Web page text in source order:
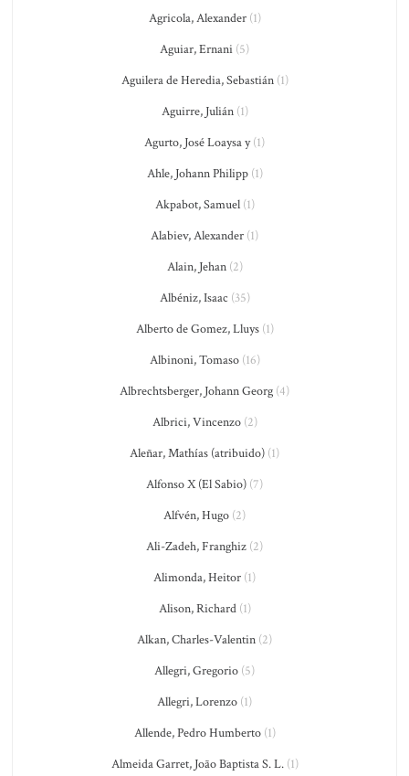
Agricola, Alexander(1)
Aguiar, Ernani (5)
Aguilera de Heredia, Sebastián(1)
Aguirre, Julián(1)
Agurto, José Loaysa y(1)
Ahle, Johann Philipp(1)
Akpabot, Samuel(1)
Alabiev, Alexander (1)
Alain, Jehan(2)
Albéniz, Isaac (35)
Alberto de Gomez, Lluys(1)
Albinoni, Tomaso(16)
Albrechtsberger, Johann Georg (4)
Albrici, Vincenzo(2)
Aleñar, Mathías (atribuido) (1)
Alfonso X (El Sabio) (7)
Alfvén, Hugo (2)
Ali-Zadeh, Franghiz (2)
Alimonda, Heitor (1)
Alison, Richard(1)
Alkan, Charles-Valentin (2)
Allegri, Gregorio (5)
Allegri, Lorenzo (1)
Allende, Pedro Humberto(1)
Almeida Garret, João Baptista S. L.(1)